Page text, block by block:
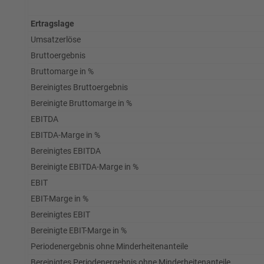
Ertragslage
Umsatzerlöse
Bruttoergebnis
Bruttomarge in %
Bereinigtes Bruttoergebnis
Bereinigte Bruttomarge in %
EBITDA
EBITDA-Marge in %
Bereinigtes EBITDA
Bereinigte EBITDA-Marge in %
EBIT
EBIT-Marge in %
Bereinigtes EBIT
Bereinigte EBIT-Marge in %
Periodenergebnis ohne Minderheitenanteile